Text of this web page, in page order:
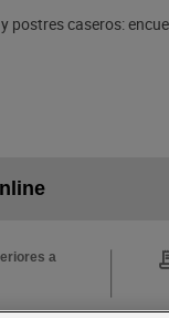
postres caseros:
a